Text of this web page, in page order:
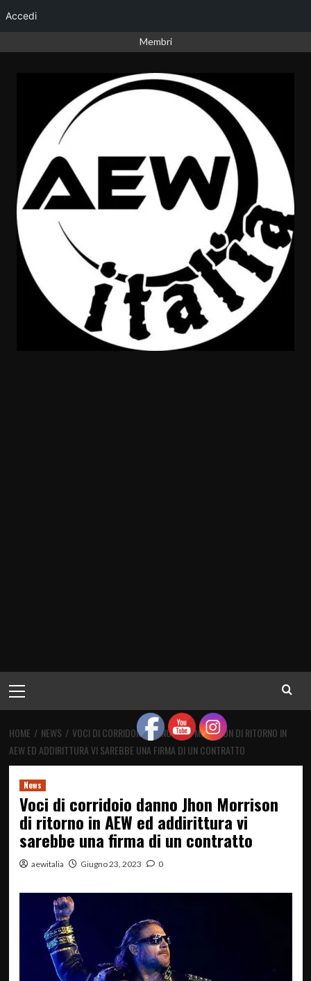
Accedi
Membri
principale
HOME NEWS
VOCI DI CORRIDOIO DANNO JHON MORRISON DI RITORNO IN
AEW ED ADDIRITTURA VI SAREBBE UNA FIRMA DI UN CONTRATTO
News
Voci di corridoio danno Jhon Morrison
di ritorno in AEW ed addirittura vi
sarebbe una firma di un contratto
aewitalia Giugno 23, 2023 0